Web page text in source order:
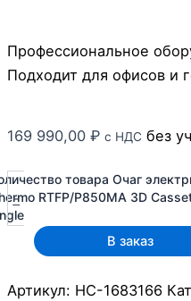
Профессиональное
Подходит для офисов и
169 990,00 ₽ с НДС без
-
товара Очаг
RTFP/P850MA 3D
В заказ
Артикул: НС-1683166